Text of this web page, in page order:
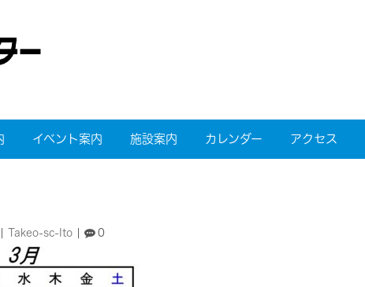
イベント案内 施設案内 カレンダー アクセス
| Takeo-sc-Ito| 0